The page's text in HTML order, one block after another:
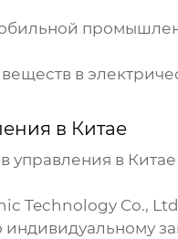
в
в Китае
управления в Китае
Technology Co.,